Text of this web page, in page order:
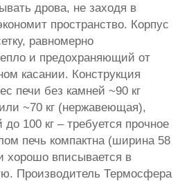
дрова, не заходя в
пространство. Корпус
равномерно
и предохраняющий от
касании. Конструкция
печи без камней ~90 кг
~70 кг (нержавеющая),
100 кг – требуется прочное
печь компактна (ширина 58
хорошо вписывается в
Производитель Термосфера